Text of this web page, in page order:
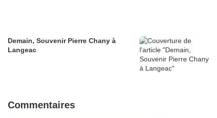
Demain, Souvenir Pierre Chany à
Langeac
Commentaires